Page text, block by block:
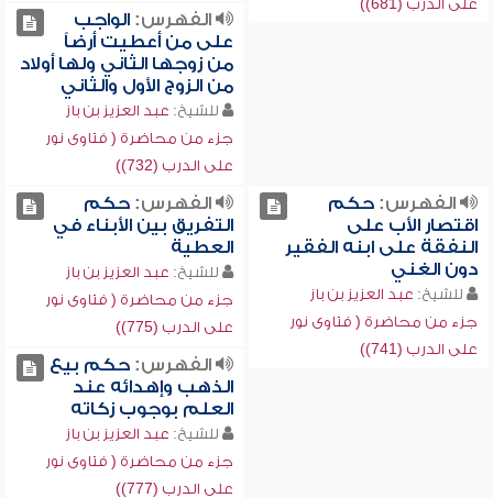
على الدرب (681))
الفهرس:الواجب
على من أعطيت أرضاً
من زوجها الثاني ولها أولاد
من الزوج الأول والثاني
للشيخ: عبد العزيز بن باز
جزء من محاضرة ( فتاوى نور
على الدرب (732))
الفهرس:حكم
اقتصار الأب على
النفقة على ابنه الفقير
دون الغني
للشيخ: عبد العزيز بن باز
جزء من محاضرة ( فتاوى نور
على الدرب (741))
الفهرس:حكم
التفريق بين الأبناء في
العطية
للشيخ: عبد العزيز بن باز
جزء من محاضرة ( فتاوى نور
على الدرب (775))
الفهرس:حكم بيع
الذهب وإهدائه عند
العلم بوجوب زكاته
للشيخ: عبد العزيز بن باز
جزء من محاضرة ( فتاوى نور
على الدرب (777))